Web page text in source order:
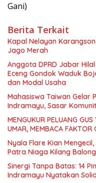
Gani)
Berita Terkait
Kapal Nelayan
Jago Merah
Anggota DPRD Jabar
Eceng Gondok Waduk
dan Modal Usaha
Mahasiswa Taiwan Gelar
Indramayu, Sasar
MENGUKUR PELUANG
UMAR, MEMBACA FAKTOR
Nyala Flare Kian
Patra Niaga Kilang
Sinergi Tanpa Batas: 14
Indramayu Nyatakan